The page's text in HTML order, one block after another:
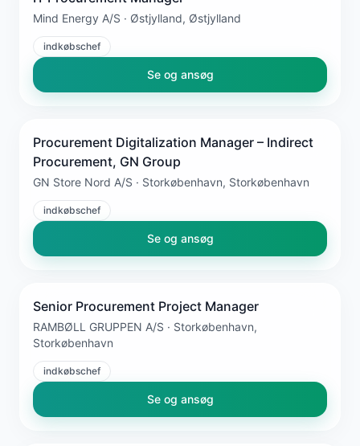
Mind Energy A/S · Østjylland, Østjylland
indkøbschef
Se og ansøg
Procurement Digitalization Manager – Indirect
Procurement, GN Group
GN Store Nord A/S · Storkøbenhavn, Storkøbenhavn
indkøbschef
Se og ansøg
Senior Procurement Project Manager
RAMBØLL GRUPPEN A/S · Storkøbenhavn,
Storkøbenhavn
indkøbschef
Se og ansøg